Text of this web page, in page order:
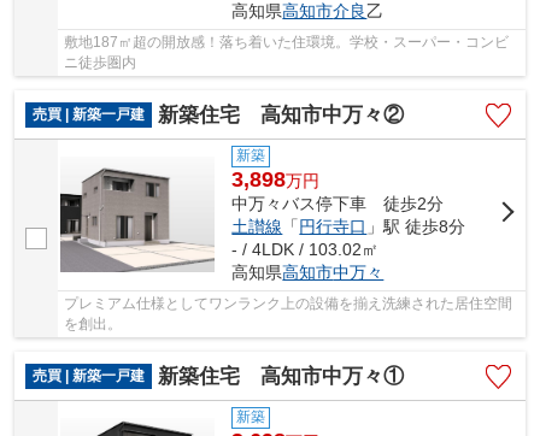
高知県高知市介良乙
敷地187㎡超の開放感！落ち着いた住環境。学校・スーパー・コンビ
ニ徒歩圏内
売買 | 新築一戸建 新築住宅 高知市中万々②
新築
3,898万円
中万々バス停下車 徒歩2分
土讃線 「円行寺口 」駅 徒歩8分
- / 4LDK / 103.02㎡
高知県高知市中万々
プレミアム仕様としてワンランク上の設備を揃え洗練された居住空間
を創出。
売買 | 新築一戸建 新築住宅 高知市中万々①
新築